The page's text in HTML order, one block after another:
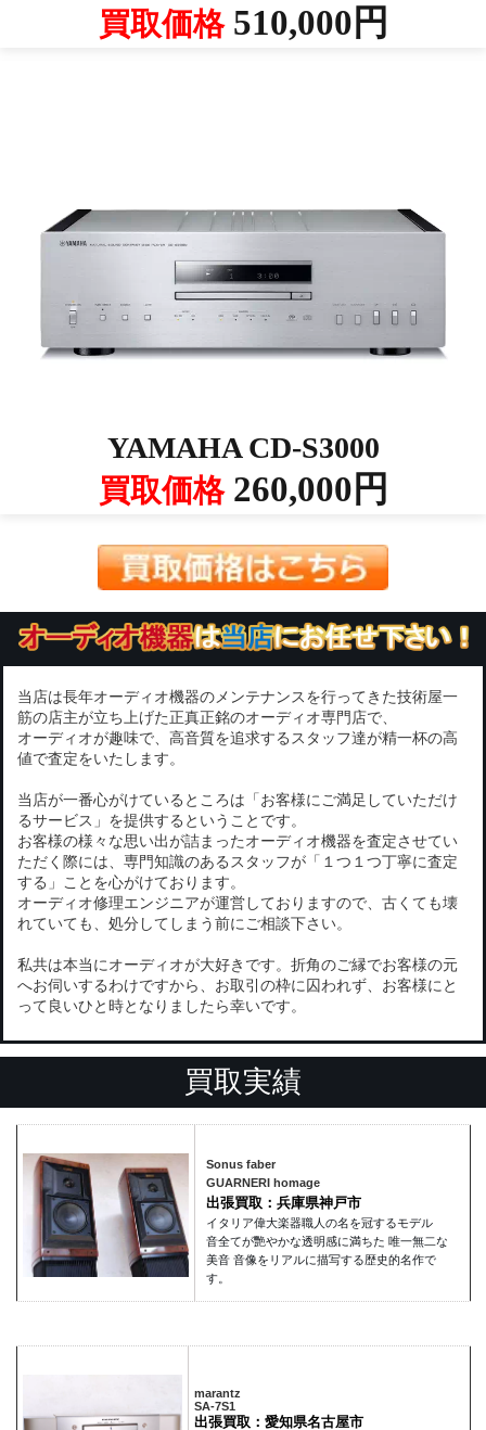
買取価格510,000円
YAMAHA CD-S3000
買取価格260,000円
当店は長年オーディオ機器のメンテナンスを行ってきた技術屋一
筋の店主が立ち上げた正真正銘のオーディオ専門店で、
オーディオが趣味で、高音質を追求するスタッフ達が精一杯の高
値で査定をいたします。
当店が一番心がけているところは「お客様にご満足していただけ
るサービス」を提供するということです。
お客様の様々な思い出が詰まったオーディオ機器を査定させてい
ただく際には、専門知識のあるスタッフが「１つ１つ丁寧に査定
する」ことを心がけております。
オーディオ修理エンジニアが運営しておりますので、古くても壊
れていても、処分してしまう前にご相談下さい。
私共は本当にオーディオが大好きです。折角のご縁でお客様の元
へお伺いするわけですから、お取引の枠に囚われず、お客様にと
って良いひと時となりましたら幸いです。
買取実績
Sonus faber
GUARNERI homage
出張買取：兵庫県神戸市
イタリア偉大楽器職人の名を冠するモデル
音全てが艷やかな透明感に満ちた 唯一無二な
美音 音像をリアルに描写する歴史的名作で
す。
marantz
SA-7S1
出張買取：愛知県名古屋市